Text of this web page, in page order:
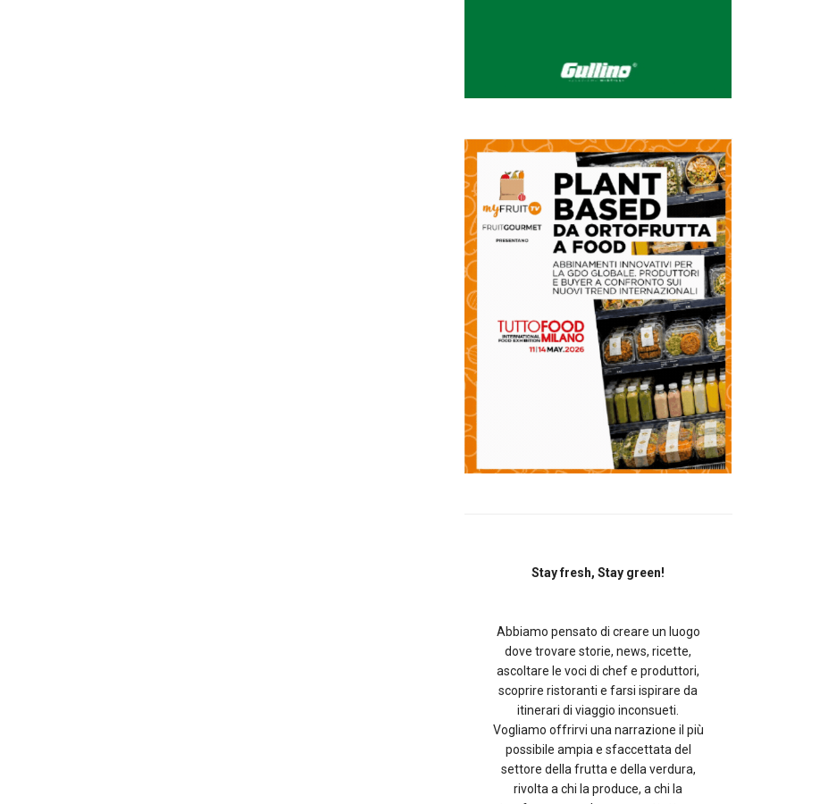
Stay fresh, Stay green!
Abbiamo pensato di creare un luogo
dove trovare storie, news, ricette,
ascoltare le voci di chef e produttori,
scoprire ristoranti e farsi ispirare da
itinerari di viaggio inconsueti.
Vogliamo offrirvi una narrazione il più
possibile ampia e sfaccettata del
settore della frutta e della verdura,
rivolta a chi la produce, a chi la